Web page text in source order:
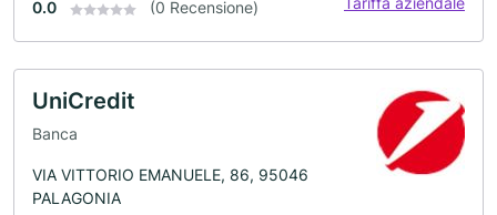
0.0 (0 Recensione)
UniCredit
Banca
VIA VITTORIO EMANUELE, 86, 95046
PALAGONIA